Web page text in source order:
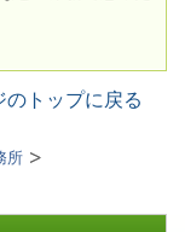
トップに戻る
所